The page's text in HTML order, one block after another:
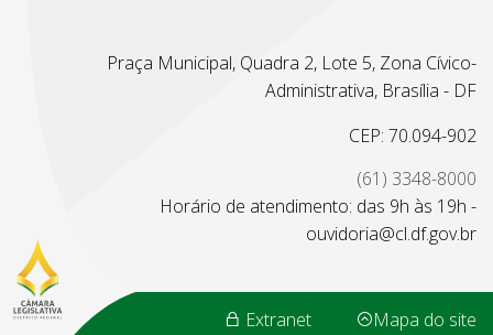
Praça Municipal, Quadra 2, Lote 5, Zona Cívico-
Administrativa, Brasília - DF
CEP: 70.094-902
(61) 3348-8000
Horário de atendimento: das 9h às 19h -
ouvidoria@cl.df.gov.br
Extranet Mapa do site